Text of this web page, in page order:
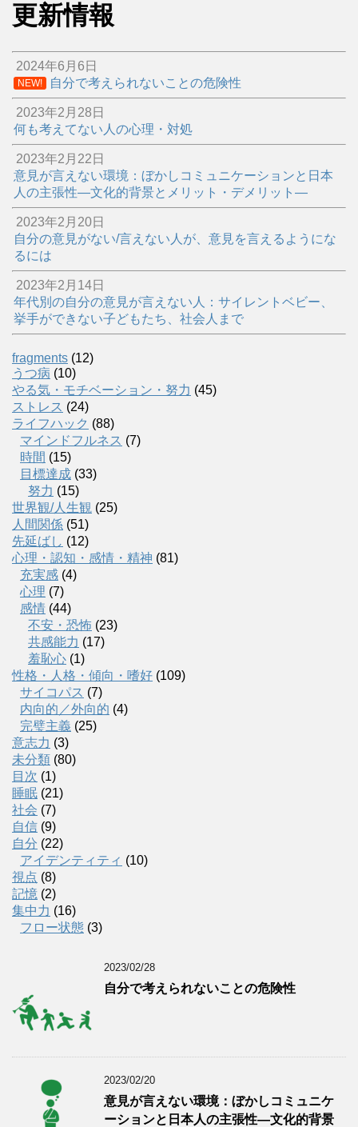
更新情報
2024年6月6日
NEW! 自分で考えられないことの危険性
2023年2月28日
何も考えてない人の心理・対処
2023年2月22日
意見が言えない環境：ぼかしコミュニケーションと日本
人の主張性―文化的背景とメリット・デメリット―
2023年2月20日
自分の意見がない/言えない人が、意見を言えるようにな
るには
2023年2月14日
年代別の自分の意見が言えない人：サイレントベビー、
挙手ができない子どもたち、社会人まで
fragments (12)
うつ病 (10)
やる気・モチベーション・努力 (45)
ストレス (24)
ライフハック (88)
マインドフルネス (7)
時間 (15)
目標達成 (33)
努力 (15)
世界観/人生観 (25)
人間関係 (51)
先延ばし (12)
心理・認知・感情・精神 (81)
充実感 (4)
心理 (7)
感情 (44)
不安・恐怖 (23)
共感能力 (17)
羞恥心 (1)
性格・人格・傾向・嗜好 (109)
サイコパス (7)
内向的／外向的 (4)
完璧主義 (25)
意志力 (3)
未分類 (80)
目次 (1)
睡眠 (21)
社会 (7)
自信 (9)
自分 (22)
アイデンティティ (10)
視点 (8)
記憶 (2)
集中力 (16)
フロー状態 (3)
2023/02/28
自分で考えられないことの危険性
2023/02/20
意見が言えない環境：ぼかしコミュニケ
ーションと日本人の主張性―文化的背景